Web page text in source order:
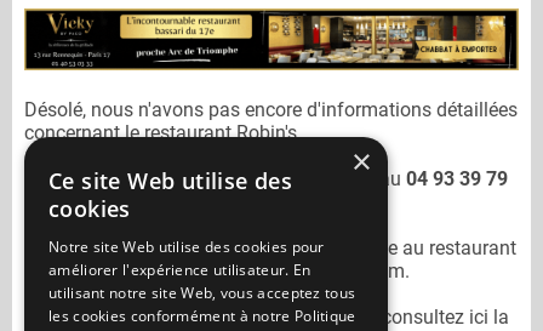
Désolé, nous n'avons pas encore d'informations détaillées
concernant le restaurant Robin's.
Vous pouvez joindre le restaurant
au 04 93 39 79
N'oubliez pas de préciser lors de votre sortie au restaurant
Robin'squ'il n'est pas sur Mangercacher.com.
Pour consulter un autre restaurant cacher
consultez ici la
×
Ce site Web utilise des
cookies
Notre site Web utilise des cookies pour
améliorer l'expérience utilisateur. En
utilisant notre site Web, vous acceptez tous
les cookies conformément à notre Politique